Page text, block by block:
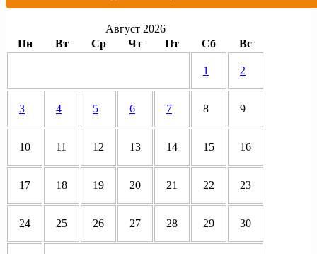
Август 2026
Пн
Вт Ср Чт Пт Сб Вс
1 2
3 4 5 6 7 8 9
10 11 12 13 14 15 16
17 18 19 20 21 22 23
24 25 26 27 28 29 30